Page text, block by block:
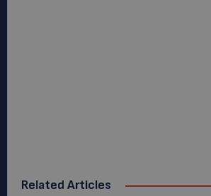
Related Articles